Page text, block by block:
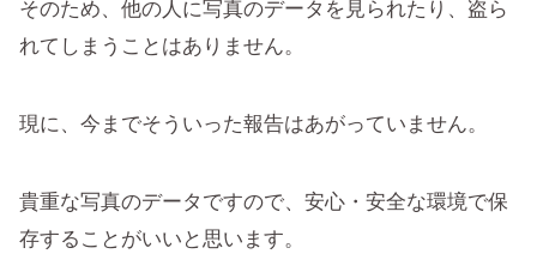
そのため、他の人に写真のデータを見られたり、盗ら
れてしまうことはありません。
現に、今までそういった報告はあがっていません。
貴重な写真のデータですので、安心・安全な環境で保
存することがいいと思います。